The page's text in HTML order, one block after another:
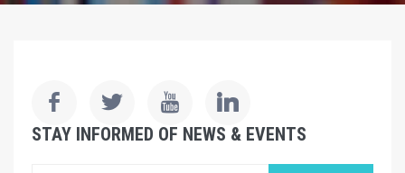
STAY INFORMED OF NEWS & EVENTS